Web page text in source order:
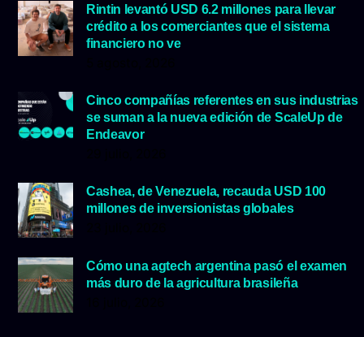
Rintin levantó USD 6.2 millones para llevar
crédito a los comerciantes que el sistema
financiero no ve
Cinco compañías referentes en sus industrias
se suman a la nueva edición de ScaleUp de
Endeavor
Cashea, de Venezuela, recauda USD 100
millones de inversionistas globales
Cómo una agtech argentina pasó el examen
más duro de la agricultura brasileña